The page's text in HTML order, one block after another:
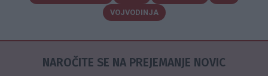
VOJVODINJA
NAROČITE SE NA PREJEMANJE NOVIC